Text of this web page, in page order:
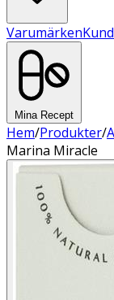
Varumärken
Mina Recept
Hem/Produkter/
Marina Miracle